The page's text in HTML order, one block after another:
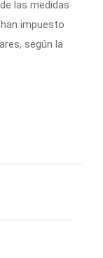
las medidas
impuesto
según la